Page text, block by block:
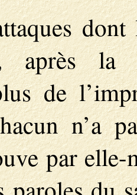
après la
de
n’a
par elle-